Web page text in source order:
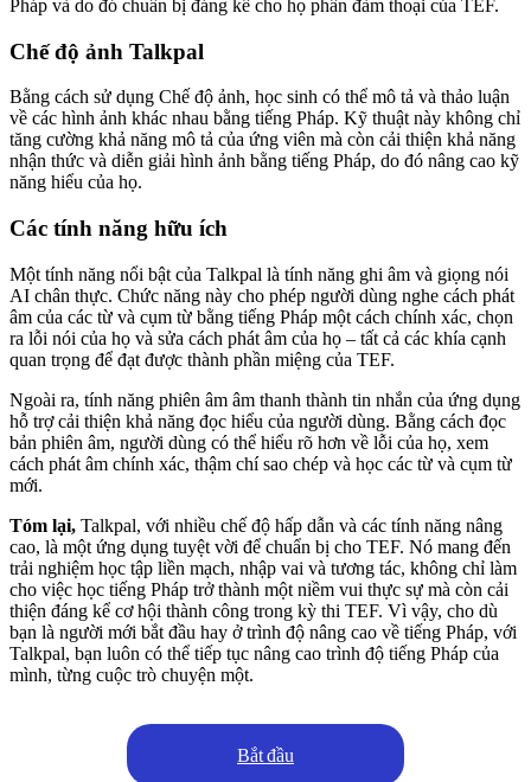
Pháp và do đó chuẩn bị đáng kể cho họ phần đàm thoại của TEF.
Chế độ ảnh Talkpal
Bằng cách sử dụng Chế độ ảnh, học sinh có thể mô tả và thảo luận
về các hình ảnh khác nhau bằng tiếng Pháp. Kỹ thuật này không chỉ
tăng cường khả năng mô tả của ứng viên mà còn cải thiện khả năng
nhận thức và diễn giải hình ảnh bằng tiếng Pháp, do đó nâng cao kỹ
năng hiểu của họ.
Các tính năng hữu ích
Một tính năng nổi bật của Talkpal là tính năng ghi âm và giọng nói
AI chân thực. Chức năng này cho phép người dùng nghe cách phát
âm của các từ và cụm từ bằng tiếng Pháp một cách chính xác, chọn
ra lỗi nói của họ và sửa cách phát âm của họ – tất cả các khía cạnh
quan trọng để đạt được thành phần miệng của TEF.
Ngoài ra, tính năng phiên âm âm thanh thành tin nhắn của ứng dụng
hỗ trợ cải thiện khả năng đọc hiểu của người dùng. Bằng cách đọc
bản phiên âm, người dùng có thể hiểu rõ hơn về lỗi của họ, xem
cách phát âm chính xác, thậm chí sao chép và học các từ và cụm từ
mới.
Tóm lại, Talkpal, với nhiều chế độ hấp dẫn và các tính năng nâng
cao, là một ứng dụng tuyệt vời để chuẩn bị cho TEF. Nó mang đến
trải nghiệm học tập liền mạch, nhập vai và tương tác, không chỉ làm
cho việc học tiếng Pháp trở thành một niềm vui thực sự mà còn cải
thiện đáng kể cơ hội thành công trong kỳ thi TEF. Vì vậy, cho dù
bạn là người mới bắt đầu hay ở trình độ nâng cao về tiếng Pháp, với
Talkpal, bạn luôn có thể tiếp tục nâng cao trình độ tiếng Pháp của
mình, từng cuộc trò chuyện một.
Bắt đầu